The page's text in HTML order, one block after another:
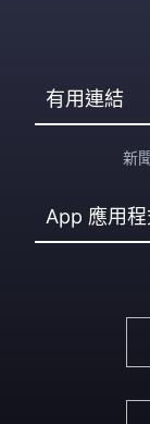
有用連結
新
App 應用